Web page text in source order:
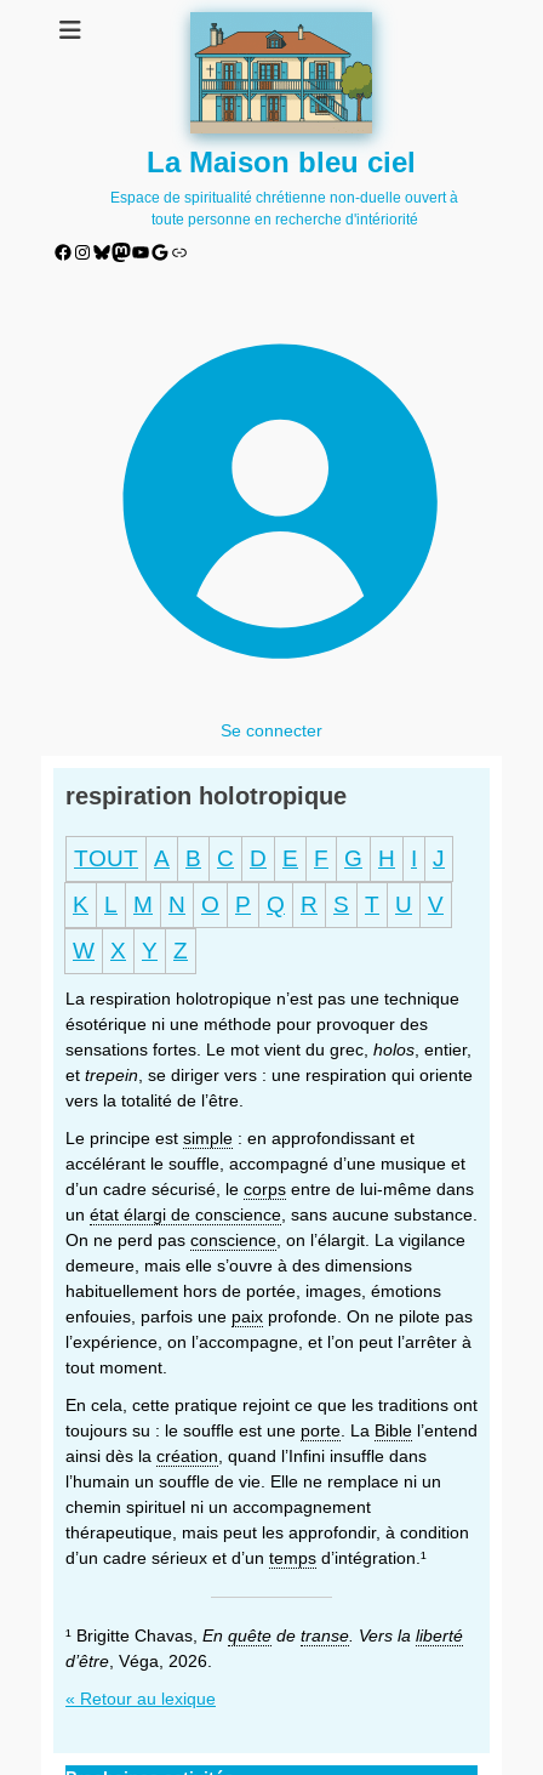
La Maison bleu ciel
Espace de spiritualité chrétienne non-duelle ouvert à
toute personne en recherche d'intériorité
Facebook
Instagram
Bluesky
Mastodon
YouTube
Google
Lien
Se connecter
respiration holotropique
TOUT A B C D E F G H I
J
K
L M N O P Q R S T U
V
W
X Y Z
La respiration holotropique n’est pas une technique
ésotérique ni une méthode pour provoquer des
sensations fortes. Le mot vient du grec, holos , entier,
et trepein , se diriger vers : une respiration qui oriente
vers la totalité de l’être.
Le principe est simple : en approfondissant et
accélérant le souffle, accompagné d’une musique et
d’un cadre sécurisé, le corps entre de lui-même dans
un état élargi de conscience , sans aucune substance.
On ne perd pas conscience , on l’élargit. La vigilance
demeure, mais elle s’ouvre à des dimensions
habituellement hors de portée, images, émotions
enfouies, parfois une paix profonde. On ne pilote pas
l’expérience, on l’accompagne, et l’on peut l’arrêter à
tout moment.
En cela, cette pratique rejoint ce que les traditions ont
toujours su : le souffle est une porte . La Bible l’entend
ainsi dès la création , quand l’Infini insuffle dans
l’humain un souffle de vie. Elle ne remplace ni un
chemin spirituel ni un accompagnement
thérapeutique, mais peut les approfondir, à condition
d’un cadre sérieux et d’un temps d’intégration.¹
¹ Brigitte Chavas, En quête de transe . Vers la liberté
d’être , Véga, 2026.
« Retour au lexique